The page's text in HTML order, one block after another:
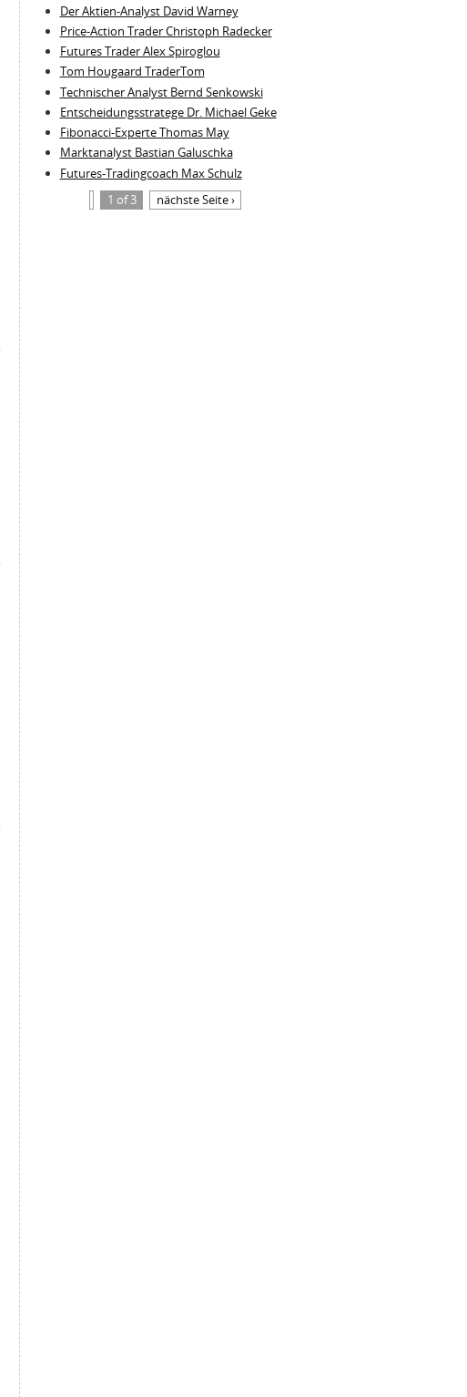
Der Aktien-Analyst David Warney
Price-Action Trader Christoph Radecker
Futures Trader Alex Spiroglou
Tom Hougaard TraderTom
Technischer Analyst Bernd Senkowski
Entscheidungsstratege Dr. Michael Geke
Fibonacci-Experte Thomas May
Marktanalyst Bastian Galuschka
Futures-Tradingcoach Max Schulz
1 of 3
nächste Seite ›